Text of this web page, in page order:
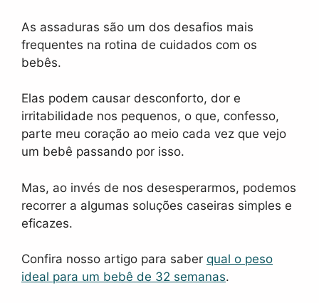
As assaduras são um dos desafios mais
frequentes na rotina de cuidados com os
bebês.
Elas podem causar desconforto, dor e
irritabilidade nos pequenos, o que, confesso,
parte meu coração ao meio cada vez que vejo
um bebê passando por isso.
Mas, ao invés de nos desesperarmos, podemos
recorrer a algumas soluções caseiras simples e
eficazes.
Confira nosso artigo para saber qual o peso
ideal para um bebê de 32 semanas.